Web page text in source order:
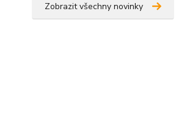
Zobrazit všechny novinky